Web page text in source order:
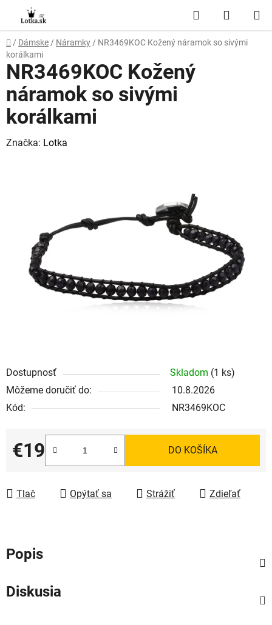
obsah
Hľadať
KOŠÍK
Domov
/ Dámske / Náramky / NR3469KOC Kožený náramok so sivými
korálkami
Dostupnosť Skladom (1 ks)
Môžeme doručiť do:
10.8.2026
Kód:
NR3469KOC
€19
Jednotková cena:
DO KOŠÍKA
Tlač Opýtať sa Strážiť Zdieľať
NR3469KOC Kožený
náramok so sivými
korálkami
Značka: Lotka
Popis
Diskusia